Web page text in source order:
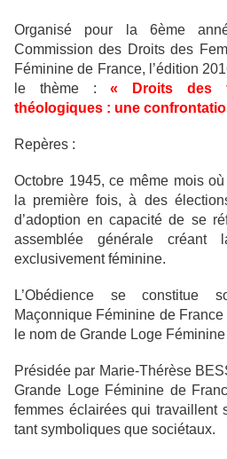
Organisé pour la 6ème
Commission des Droits des
Féminine de France, l’édition
le thème :« Droits des
théologiques : une
Repères :
Octobre 1945, ce même mois
la première fois, à des
d’adoption en capacité de se
assemblée générale créant
exclusivement féminine.
L’Obédience se constitue
Maçonnique Féminine de
le nom de Grande Loge
Présidée par Marie-Thérèse
Grande Loge Féminine de
femmes éclairées qui travaillent
tant symboliques que sociétaux.